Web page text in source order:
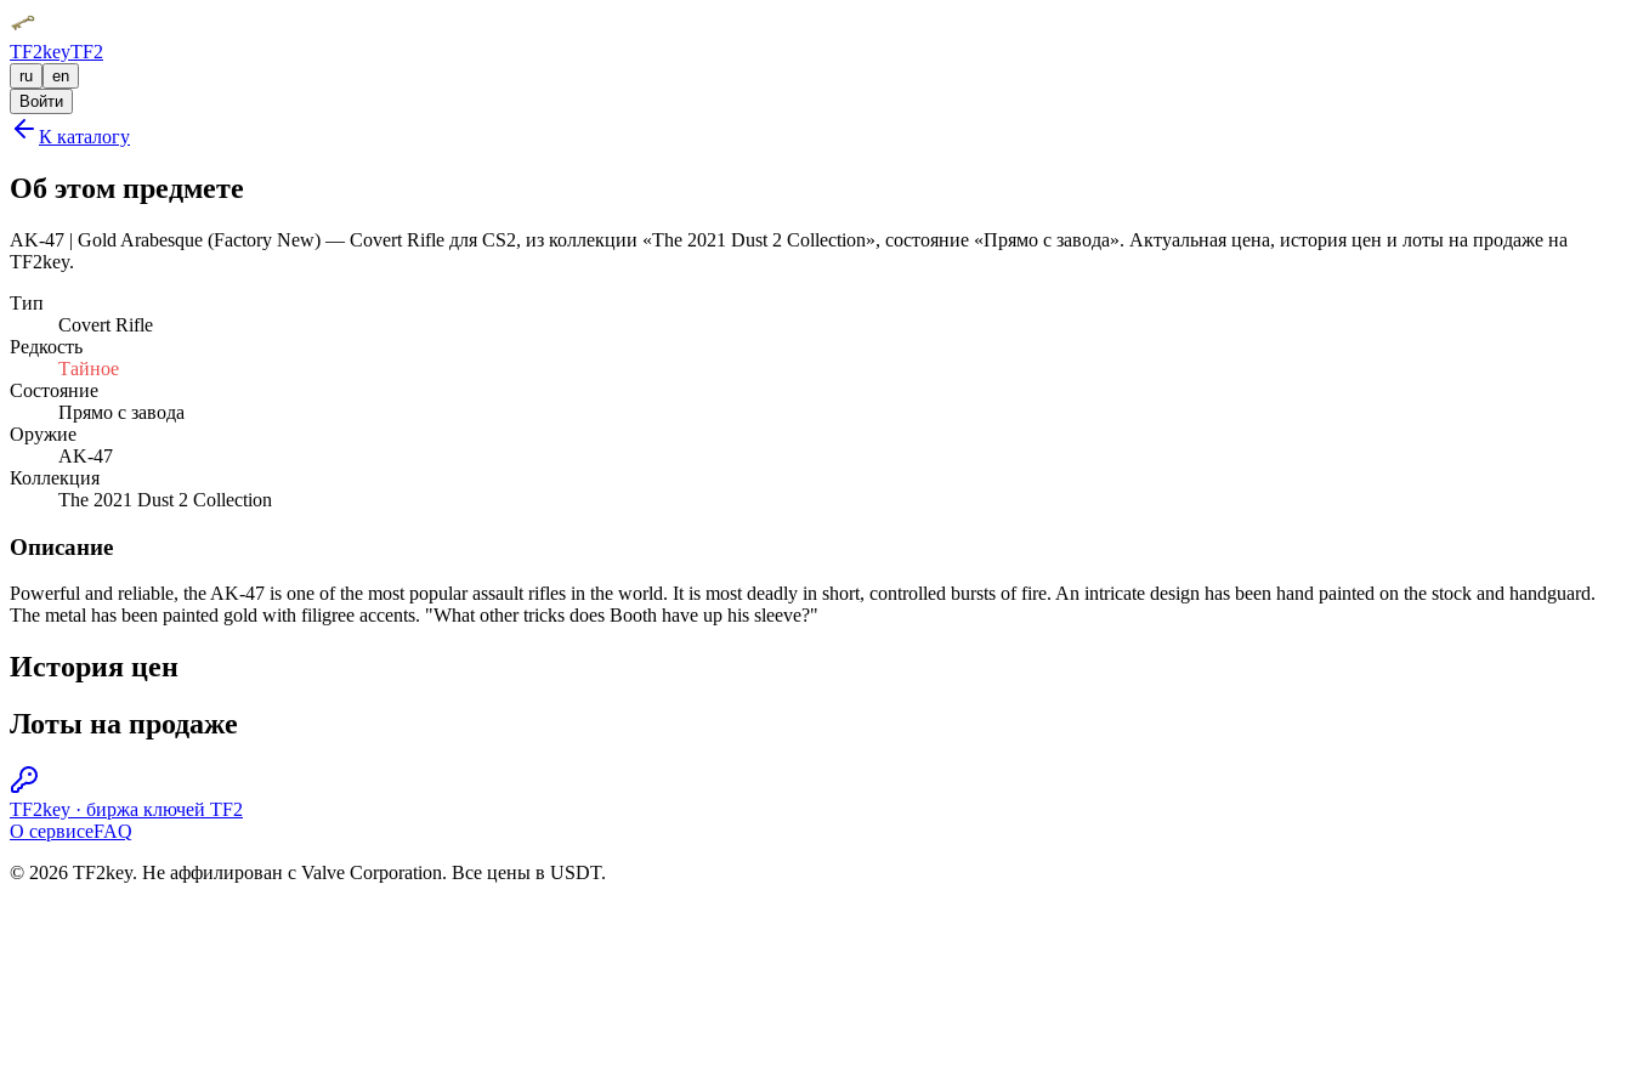
TF2keyTF2
ru
en
Войти
К каталогу
Об этом предмете
AK-47 | Gold Arabesque (Factory New) — Covert Rifle для CS2, из коллекции «The 2021 Dust 2 Collection», состояние «Прямо с завода». Актуальная цена, история цен и лоты на продаже на
TF2key.
Тип
Covert Rifle
Редкость
Тайное
Состояние
Прямо с завода
Оружие
AK-47
Коллекция
The 2021 Dust 2 Collection
Описание
Powerful and reliable, the AK-47 is one of the most popular assault rifles in the world. It is most deadly in short, controlled bursts of fire. An intricate design has been hand painted on the stock and handguard.
The metal has been painted gold with filigree accents. "What other tricks does Booth have up his sleeve?"
История цен
Лоты на продаже
TF2key · биржа ключей TF2
О сервисеFAQ
© 2026 TF2key. Не аффилирован с Valve Corporation. Все цены в USDT.